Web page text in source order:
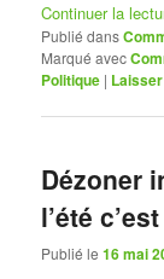
Continuer la
Publié dans
Marqué avec
Politique |
Dézoner
l’été
Publié le16 mai